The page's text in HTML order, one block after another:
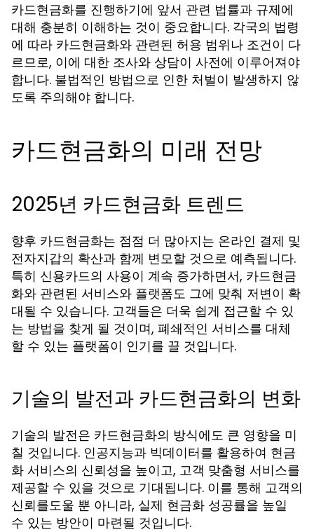
카드현금화를 진행하기에 앞서 관련 법률과 규제에
대해 충분히 이해하는 것이 중요합니다. 각국의 법령
에 따라 카드현금화와 관련된 허용 범위나 조건이 다
르므로, 이에 대한 조사와 상담이 사전에 이루어져야
합니다. 불법적인 방법으로 인한 처벌이 발생하지 않
도록 주의해야 합니다.
카드현금화의 미래 전망
2025년 카드현금화 트렌드
향후 카드현금화는 점점 더 많아지는 온라인 결제 및
전자지갑의 확산과 함께 변모할 것으로 예측됩니다.
특히 신용카드의 사용이 계속 증가하면서, 카드현금
화와 관련된 서비스와 플랫폼도 그에 맞춰 저변이 확
대될 수 있습니다. 고객들은 더욱 쉽게 접근할 수 있
는 방법을 찾게 될 것이며, 폐쇄적인 서비스를 대체
할 수 있는 플랫폼이 인기를 끌 것입니다.
기술의 발전과 카드현금화의 변화
기술의 발전은 카드현금화의 방식에도 큰 영향을 미
칠 것입니다. 인공지능과 빅데이터를 활용하여 현금
화 서비스의 신뢰성을 높이고, 고객 맞춤형 서비스를
제공할 수 있을 것으로 기대됩니다. 이를 통해 고객의
신뢰를도울 뿐 아니라, 실제 현금화 성공률을 높일
수 있는 방안이 마련될 것입니다.